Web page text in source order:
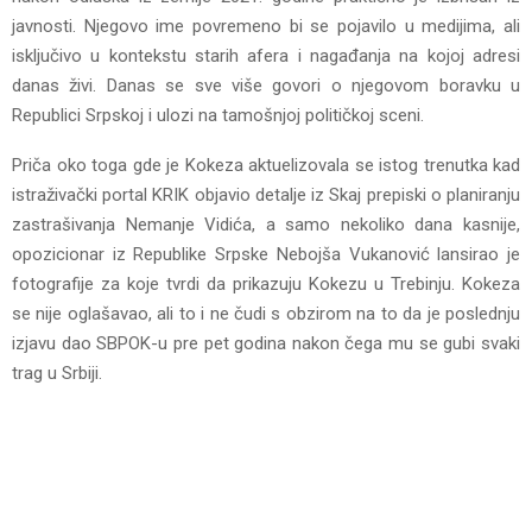
javnosti. Njegovo ime povremeno bi se pojavilo u medijima, ali
isključivo u kontekstu starih afera i nagađanja na kojoj adresi
danas živi. Danas se sve više govori o njegovom boravku u
Republici Srpskoj i ulozi na tamošnjoj političkoj sceni.
Priča oko toga gde je Kokeza aktuelizovala se istog trenutka kad
istraživački portal KRIK objavio detalje iz Skaj prepiski o planiranju
zastrašivanja Nemanje Vidića, a samo nekoliko dana kasnije,
opozicionar iz Republike Srpske Nebojša Vukanović lansirao je
fotografije za koje tvrdi da prikazuju Kokezu u Trebinju. Kokeza
se nije oglašavao, ali to i ne čudi s obzirom na to da je poslednju
izjavu dao SBPOK-u pre pet godina nakon čega mu se gubi svaki
trag u Srbiji.